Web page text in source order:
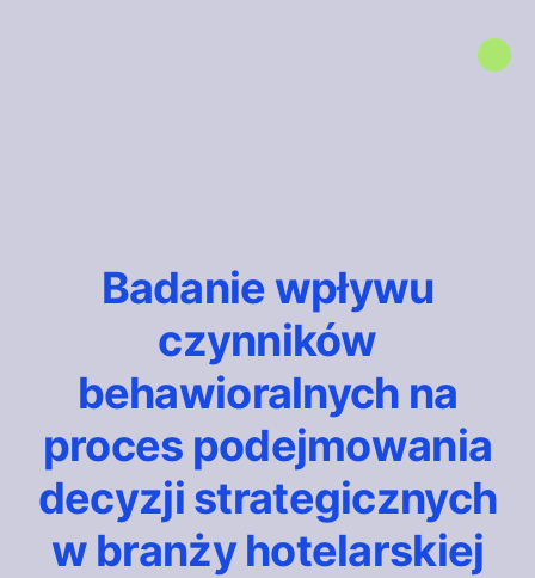
Badanie wpływu
czynników
behawioralnych na
proces podejmowania
decyzji strategicznych
w branży hotelarskiej